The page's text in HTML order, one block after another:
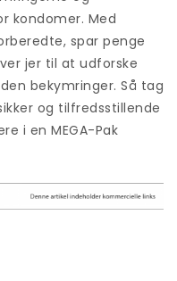
kondomer. Med
spar penge
jer til at udforske
bekymringer. Så tag
og tilfredsstillende
i en MEGA-Pak